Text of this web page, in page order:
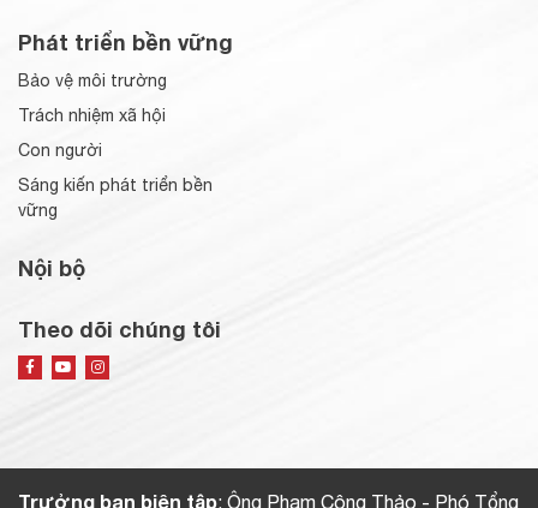
Phát triển bền vững
Bảo vệ môi trường
Trách nhiệm xã hội
Con người
Sáng kiến phát triển bền
vững
Nội bộ
Theo dõi chúng tôi
Trưởng ban biên tập: Ông Phạm Công Thảo - Phó Tổng